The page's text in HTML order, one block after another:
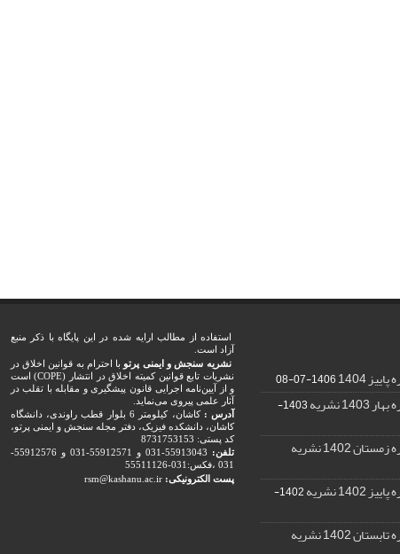
1404
1406-07-08
نشریه
1403-
1402 نشریه
نشریه
1402-
1402 نشریه
استفاده از مطالب ارایه شده در این پایگاه با ذکر منبع
آزاد است.
نشریه سنجش و ایمنی پرتو با احترام به قوانین اخلاق در
نشریات تابع قوانین کمیته اخلاق در انتشار (COPE) است
و از آیین‌نامه اجرایی قانون پیشگیری و مقابله با تقلب در
آثار علمی پیروی می‌نماید.
آدرس :
کاشان، کیلومتر 6 بلوار قطب راوندی، دانشگاه
کاشان، دانشکده فیزیک، دفتر مجله سنجش و ایمنی پرتو،
کد پستی: 8731753153
تلفن:
55913043-031 و 55912571-031 و 55912576-
031 ،فکس:031-55511126
پست الکترونیکی: rsm@kashanu.ac.ir